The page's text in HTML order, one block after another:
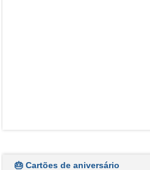
🎂 Cartões de aniversário